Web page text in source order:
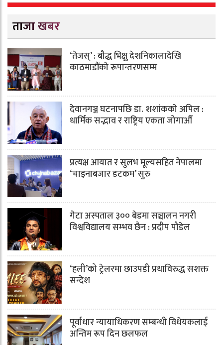
ताजा खबर
‘तेजस्’ : बौद्ध भिक्षु देशनिकालादेखि
काठमाडौंको रूपान्तरणसम्म
देवानगञ्ज घटनापछि डा. शशांककाे अपिल :
धार्मिक सद्भाव र राष्ट्रिय एकता जोगाऔँ
प्रत्यक्ष आयात र सुलभ मूल्यसहित नेपालमा
‘चाइनाबजार डटकम’ सुरु
गेटा अस्पताल ३०० बेडमा सञ्चालन नगरी
विश्वविद्यालय सम्भव छैन : प्रदीप पौडेल
‘हली’को ट्रेलरमा छाउपडी प्रथाविरुद्ध सशक्त
सन्देश
पूर्वाधार न्यायाधिकरण सम्बन्धी विधेयकलाई
अन्तिम रूप दिन छलफल